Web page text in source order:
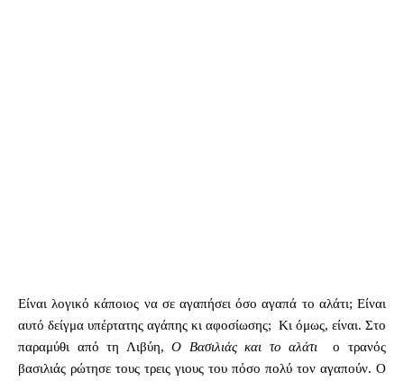
Είναι λογικό κάποιος να σε αγαπήσει όσο αγαπά το αλάτι; Είναι
αυτό δείγμα υπέρτατης αγάπης κι αφοσίωσης; Κι όμως, είναι. Στο
παραμύθι από τη Λιβύη,Ο Βασιλιάς και το αλάτι ο τρανός
βασιλιάς ρώτησε τους τρεις γιους του πόσο πολύ τον αγαπούν. Ο